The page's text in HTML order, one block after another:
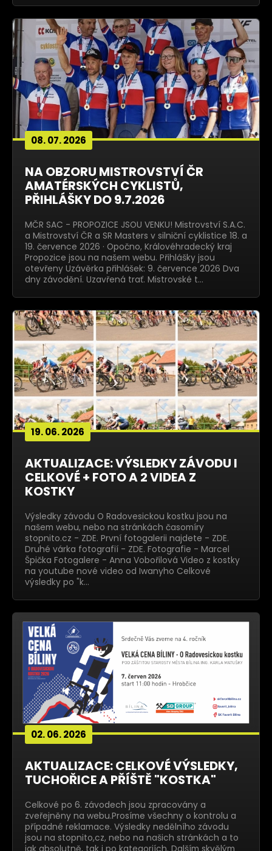
08. 07. 2026
NA OBZORU MISTROVSTVÍ ČR
AMATÉRSKÝCH CYKLISTŮ,
PŘIHLÁŠKY DO 9.7.2026
MČR SAC - PROPOZICE JSOU VENKU! Mistrovství S.A.C.
a Mistrovství ČR a SR Masters v silniční cyklistice 18. a
19. července 2026 · Opočno, Královéhradecký kraj
Propozice jsou na našem webu. Přihlášky jsou
otevřeny Uzávěrka přihlášek: 9. července 2026 Dva
dny závodění. Uzavřená trať. Mistrovské t…
19. 06. 2026
AKTUALIZACE: VÝSLEDKY ZÁVODU I
CELKOVÉ + FOTO A 2 VIDEA Z
KOSTKY
Výsledky závodu O Radovesickou kostku jsou na
našem webu, nebo na stránkách časomíry
stopnito.cz - ZDE. První fotogalerii najdete - ZDE.
Druhé várka fotografií - ZDE. Fotografie - Marcel
Špička Fotogalere - Anna Vobořilová Video z kostky
na youtube nové video od Iwanyho Celkové
výsledky po "k…
02. 06. 2026
AKTUALIZACE: CELKOVÉ VÝSLEDKY,
TUCHOŘICE A PŘÍŠTĚ "KOSTKA"
Celkové po 6. závodech jsou zpracovány a
zveřejněny na webu.Prosíme všechny o kontrolu a
případné reklamace. Výsledky nedělního závodu
jsou na stopnito,cz, nebo na našich stránkách a to
jak absolutně, tak i po kategoriích. Dalším skvělým